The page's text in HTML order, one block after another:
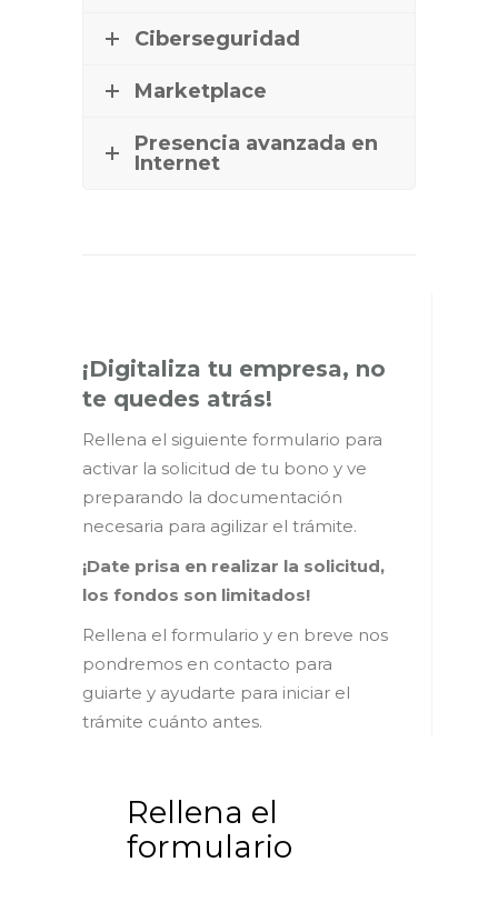
Ciberseguridad
Marketplace
Presencia avanzada en
Internet
¡Digitaliza tu empresa, no
te quedes atrás!
Rellena el siguiente formulario para
activar la solicitud de tu bono y ve
preparando la documentación
necesaria para agilizar el trámite.
¡Date prisa en realizar la solicitud,
los fondos son limitados!
Rellena el formulario y en breve nos
pondremos en contacto para
guiarte y ayudarte para iniciar el
trámite cuánto antes.
Rellena el
formulario